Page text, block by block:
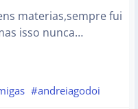
materias,sempre fui
isso nunca…
#andreiagodoi